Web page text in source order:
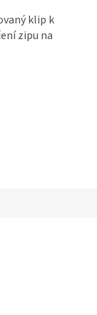
klip k
zipu na